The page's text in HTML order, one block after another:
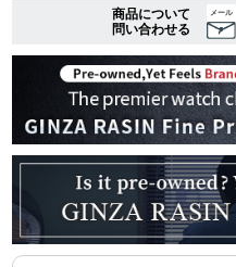
ご利
GINZA RASINのプレミアム
送料・お支払方法
ショッピングローンの流れ
よくある質問
商品について
問い合わせる
メール